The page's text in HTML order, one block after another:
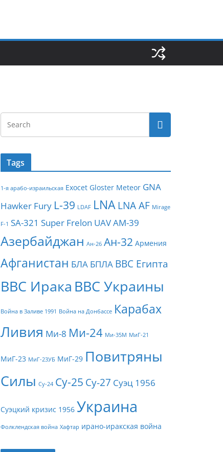
Tags
1-я арабо-израильская Exocet Gloster Meteor GNA
Hawker Fury L-39 LDAF LNA LNA AF Mirage
F-1 SA-321 Super Frelon UAVАМ-39
Азербайджан Ан-26 Ан-32 Армения
Афганистан БЛА БПЛА ВВС Египта
ВВС Ирака ВВС Украины
Война в Заливе 1991 Война на Донбассе Карабах
Ливия Ми-8 Ми-24 Ми-35М МиГ-21
МиГ-23 МиГ-23УБ МиГ-29 Повитряны
Силы Су-24 Су-25 Су-27 Суэц 1956
Суэцкий кризис 1956 Украина
Фолклендская война Хафтар ирано-иракская война